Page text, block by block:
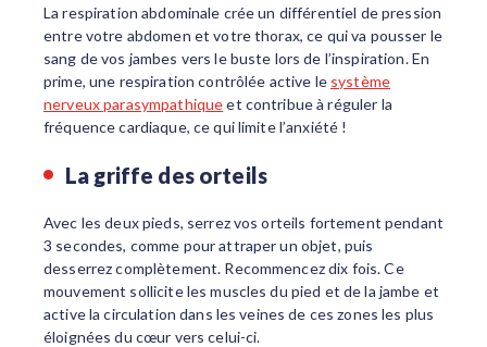
La respiration abdominale crée un différentiel de pression
entre votre abdomen et votre thorax, ce qui va pousser le
sang de vos jambes vers le buste lors de l’inspiration. En
prime, une respiration contrôlée active le système
nerveux parasympathiqueet contribue à réguler la
fréquence cardiaque, ce qui limite l’anxiété !
La griffe des orteils
Avec les deux pieds, serrez vos orteils fortement pendant
3 secondes, comme pour attraper un objet, puis
desserrez complètement. Recommencez dix fois. Ce
mouvement sollicite les muscles du pied et de la jambe et
active la circulation dans les veines de ces zones les plus
éloignées du cœur vers celui-ci.